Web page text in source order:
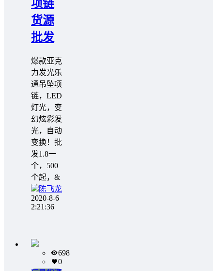
项链
货源
批发
爆款亚克
力发光乐
通吊坠项
链，LED
灯光，变
幻炫彩发
光，自动
变换！批
发1.8一
个，500
个起，️&
陈飞龙
2020-8-6
2:21:36
698
0